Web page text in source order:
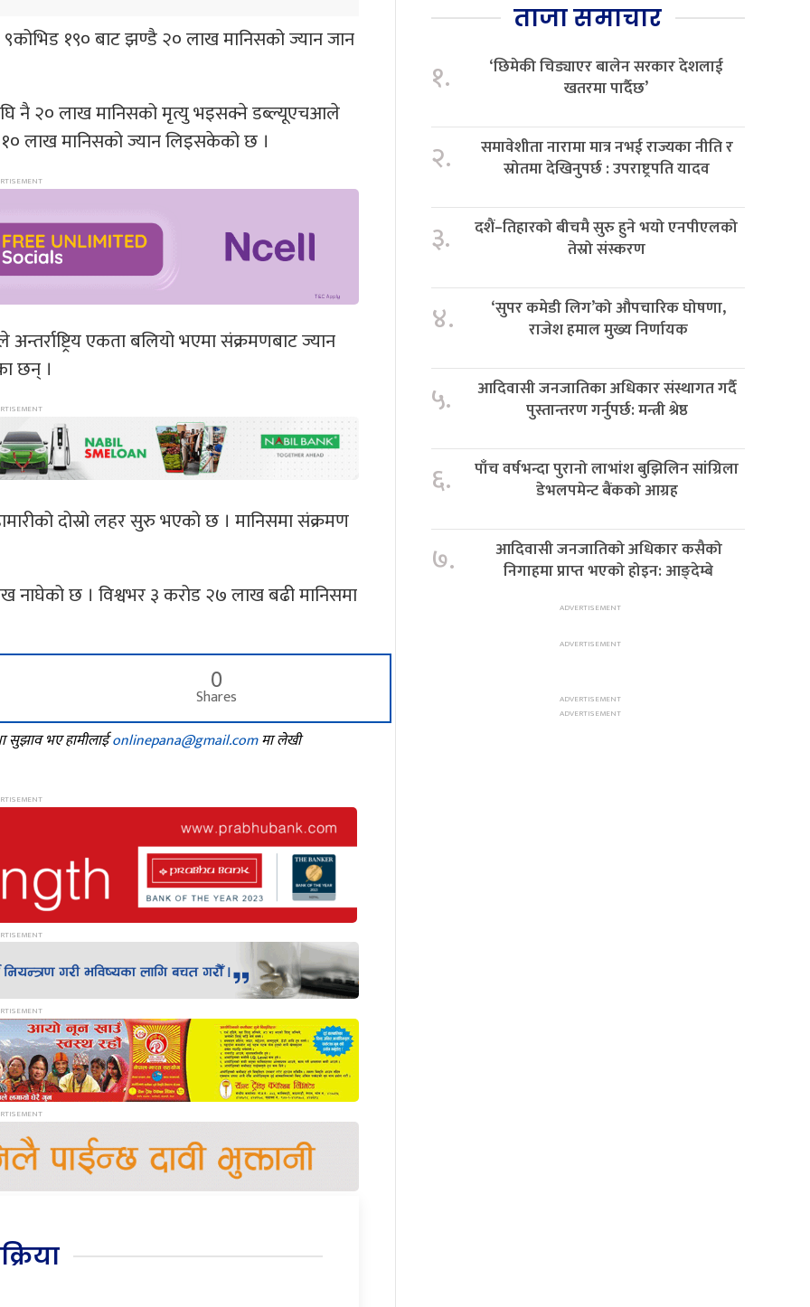
१९० बाट झण्डै २० लाख मानिसको ज्यान जान
नै २० लाख मानिसको मृत्यु भइसक्ने डब्ल्यूएचआले
लाख मानिसको ज्यान लिइसकेको छ ।
एकता बलियो भएमा संक्रमणबाट ज्यान
छन् ।
दोस्रो लहर सुरु भएको छ । मानिसमा संक्रमण
नाघेको छ । विश्वभर ३ करोड २७ लाख बढी मानिसमा
0
Shares
सुझाव भए हामीलाईonlinepana@gmail.comमा लेखी
ताजा समाचार
१.
‘छिमेकी चिड्याएर बालेन सरकार देशलाई
खतरमा पार्दैछ’
२.
समावेशीता नारामा मात्र नभई राज्यका नीति र
स्रोतमा देखिनुपर्छ : उपराष्ट्रपति यादव
३.
दशैं–तिहारको बीचमै सुरु हुने भयो एनपीएलको
तेस्रो संस्करण
४.
‘सुपर कमेडी लिग’को औपचारिक घोषणा,
राजेश हमाल मुख्य निर्णायक
५.
आदिवासी जनजातिका अधिकार संस्थागत गर्दै
पुस्तान्तरण गर्नुपर्छ: मन्त्री श्रेष्ठ
६.
पाँच वर्षभन्दा पुरानो लाभांश बुझिलिन सांग्रिला
डेभलपमेन्ट बैंकको आग्रह
७.
आदिवासी जनजातिको अधिकार कसैको
निगाहमा प्राप्त भएको होइन: आङ्देम्बे